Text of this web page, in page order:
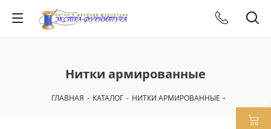
Нитки армированные
ГЛАВНАЯ - КАТАЛОГ - НИТКИ АРМИРОВАННЫЕ